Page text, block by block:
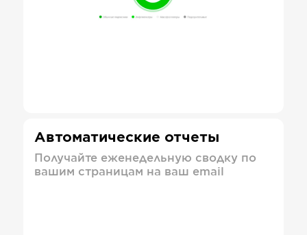
Автоматические отчеты
Получайте еженедельную сводку по
вашим страницам на ваш email